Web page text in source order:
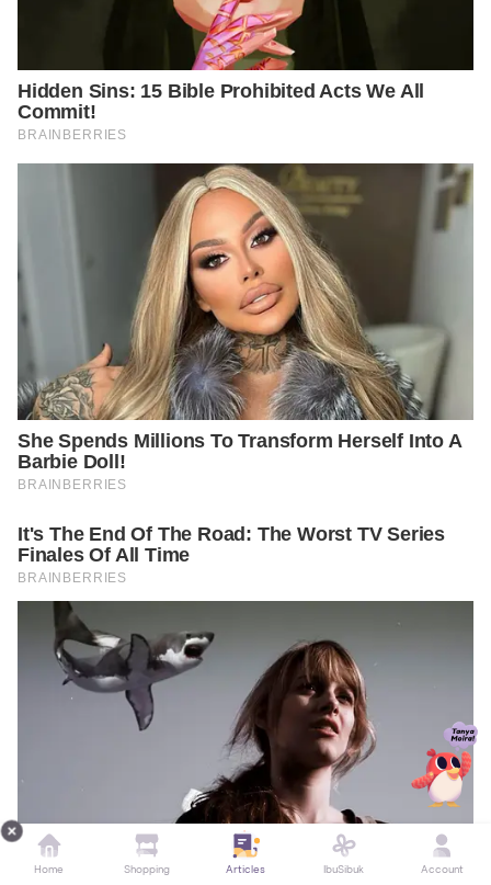
Home Shopping Articles IbuSibuk Account